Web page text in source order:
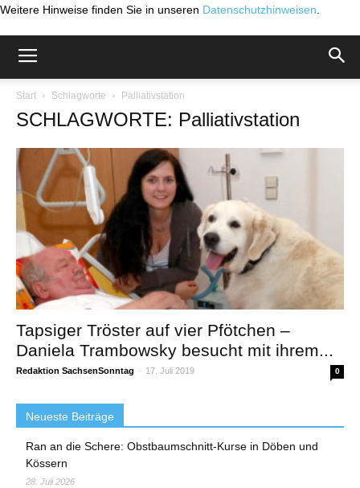
Weitere Hinweise finden Sie in unseren Datenschutzhinweisen
Start Schlagworte Palliativstation
SCHLAGWORTE: Palliativstation
Tapsiger Tröster auf vier Pfötchen –
Daniela Trambowsky besucht mit ihrem...
Redaktion SachsenSonntag - 17. Juli 2019 0
Neueste Beiträge
Ran an die Schere: Obstbaumschnitt-Kurse in Döben und
Kössern
28. Juli 2026